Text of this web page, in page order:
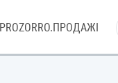
PROZORRO.ПРОДАЖІ